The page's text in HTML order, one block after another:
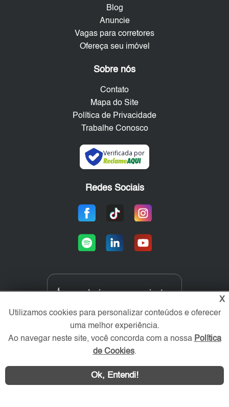
Blog
Anuncie
Vagas para corretores
Ofereça seu imóvel
Sobre nós
Contato
Mapa do Site
Política de Privacidade
Trabalhe Conosco
Verificada por
Redes Sociais
Área exclusiva aos anunciantes,
X
Utilizamos cookies para personalizar conteúdos e oferecer
uma melhor experiência.
Ao navegar neste site, você concorda com a nossa Política
de Cookies.
Ok, Entendi!